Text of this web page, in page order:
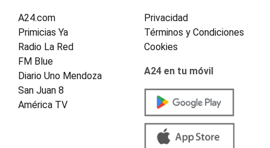
A24.com
Primicias Ya
Radio La Red
FM Blue
Diario Uno Mendoza
San Juan 8
América TV
Privacidad
Términos y Condiciones
Cookies
A24 en tu móvil